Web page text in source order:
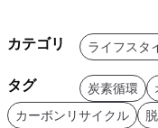
カテゴリ ライフスタ
タグ 炭素循環
カーボンリサイクル